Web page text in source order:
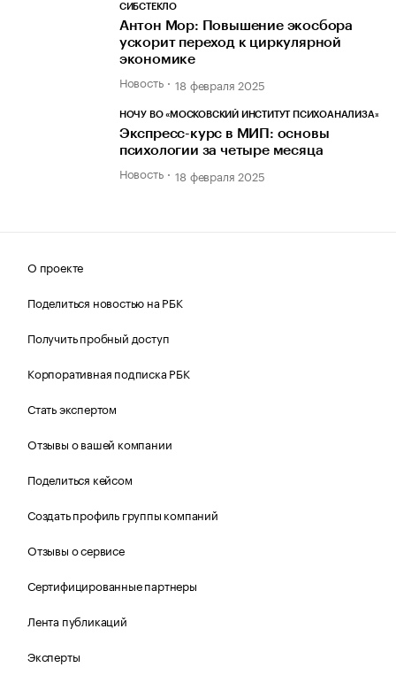
СИБСТЕКЛО
Антон Мор: Повышение экосбора
ускорит переход к циркулярной
экономике
Новость 18 февраля 2025
НОЧУ ВО «МОСКОВСКИЙ ИНСТИТУТ ПСИХОАНАЛИЗА»
Экспресс-курс в МИП: основы
психологии за четыре месяца
Новость 18 февраля 2025
О проекте
Поделиться новостью на РБК
Получить пробный доступ
Корпоративная подписка РБК
Стать экспертом
Отзывы о вашей компании
Поделиться кейсом
Создать профиль группы компаний
Отзывы о сервисе
Сертифицированные партнеры
Лента публикаций
Эксперты